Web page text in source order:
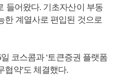
들어왔다. 기초자산이 부동
한 계열사로 편입된 것으로
코스콤과 ‘토큰증권 플랫폼
협약’도 체결했다.